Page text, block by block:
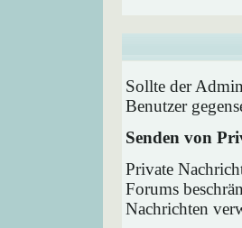
Sollte der
Benutzer
Senden von
Private
Forums
Nachrichten